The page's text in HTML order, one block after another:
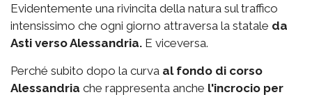
Evidentemente una rivincita della natura sul traffico
intensissimo che ogni giorno attraversa la statale da
Asti verso Alessandria. E viceversa.
Perché subito dopo la curva al fondo di corso
Alessandria che rappresenta anche l'incrocio per